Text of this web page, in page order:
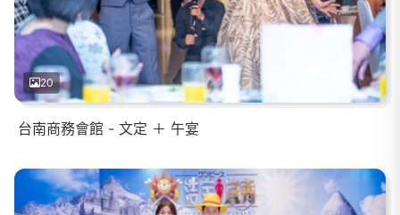
20
台南商務會館 - 文定 ＋ 午宴